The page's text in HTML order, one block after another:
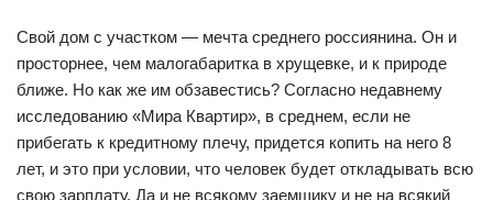
Свой дом с участком — мечта среднего россиянина. Он и
просторнее, чем малогабаритка в хрущевке, и к природе
ближе. Но как же им обзавестись? Согласно недавнему
исследованию «Мира Квартир», в среднем, если не
прибегать к кредитному плечу, придется копить на него 8
лет, и это при условии, что человек будет откладывать всю
свою зарплату. Да и не всякому заемщику и не на всякий